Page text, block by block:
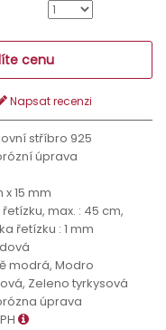
cenu
Napsat recenzi
stříbro 925
úprava
x 15 mm
max. : 45 cm,
řetízku : 1 mm
modrá, Modro
Zeleno tyrkysová
úprava